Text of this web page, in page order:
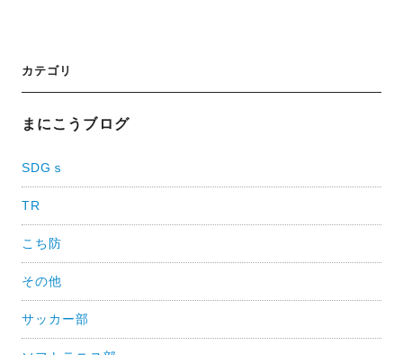
投
稿
ナ
ゲ
ー
シ
ョ
ン
カテゴリ
まにこうブログ
SDGｓ
TR
こち防
その他
サッカー部